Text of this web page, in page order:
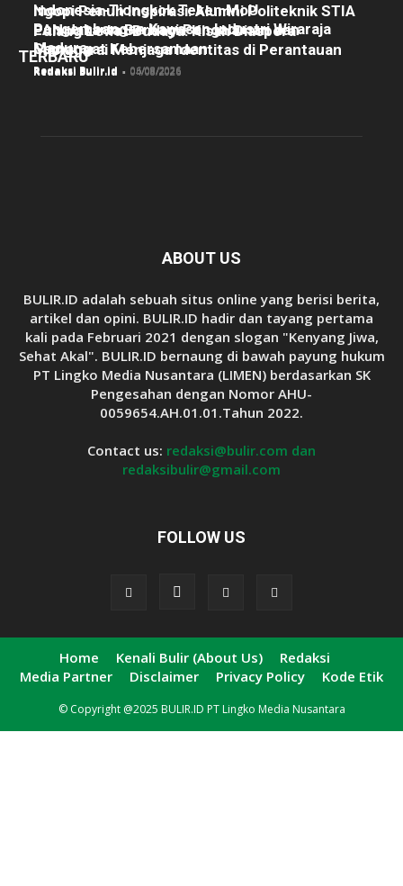
TERBARU
Indonesia-Tiongkok Teken MoU
Pengembangan Kawasan Industri Wiraraja
Madura
Redaksi Bulir.id - 06/08/2026
Ngopi Penuh Inspirasi: Alumni Politeknik STIA
LAN Jakarta Berbagi Pengalaman dan
Semangat Kebersamaan
Redaksi Bulir.id - 05/08/2026
Pulang Lewat Budaya: Kisah Diaspora
Manggarai Menjaga Identitas di Perantauan
Redaksi Bulir.id - 04/08/2026
ABOUT US
BULIR.ID adalah sebuah situs online yang berisi berita,
artikel dan opini. BULIR.ID hadir dan tayang pertama
kali pada Februari 2021 dengan slogan "Kenyang Jiwa,
Sehat Akal". BULIR.ID bernaung di bawah payung hukum
PT Lingko Media Nusantara (LIMEN) berdasarkan SK
Pengesahan dengan Nomor AHU-
0059654.AH.01.01.Tahun 2022.
Contact us: redaksi@bulir.com dan
redaksibulir@gmail.com
FOLLOW US
Home Kenali Bulir (About Us)
Redaksi
Media Partner
Disclaimer Privacy Policy Kode Etik
© Copyright @2025 BULIR.ID PT Lingko Media Nusantara